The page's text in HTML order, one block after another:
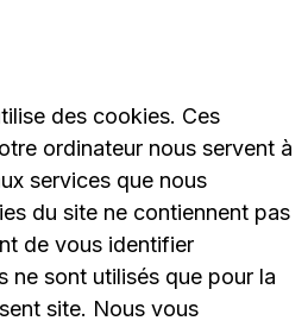
des cookies. Ces
ordinateur nous servent à
services que nous
du site ne contiennent pas
de vous identifier
ne sont utilisés que pour la
site. Nous vous